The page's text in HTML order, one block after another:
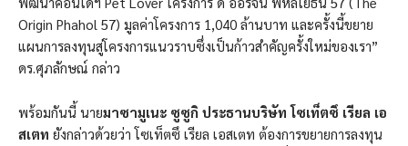
Origin Phahol 57) มูลค่าโครงการ 1,040 ล้านบาท และครั้งนี้ขยาย
แผนการลงทุนสู่โครงการแนวราบซึ่งเป็นก้าวสำคัญครั้งใหม่ของเรา”
ดร.ศุภลักษณ์ กล่าว
พร้อมกันนี้ นายมาซามูเนะ ซูซูกิ ประธานบริษัท โซเท็ตซึ เรียล เอ
สเตท ยังกล่าวด้วยว่า โซเท็ตซึ เรียล เอสเตท ต้องการขยายการลงทุน